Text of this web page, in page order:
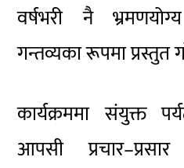
वर्षभरी नै
गन्तव्यका रूपमा प्रस्तुत
कार्यक्रममा संयुक्त
आपसी